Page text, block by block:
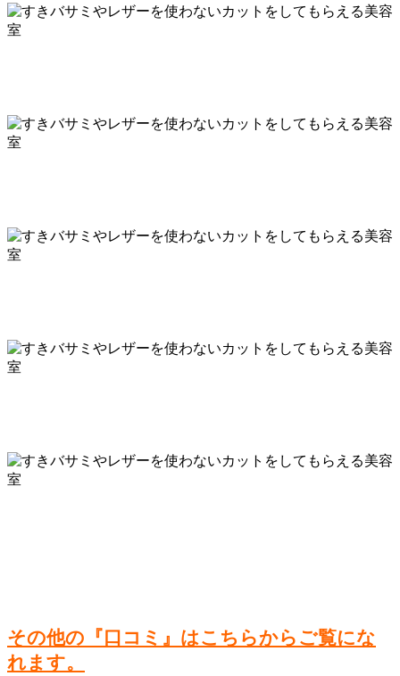
その他の『口コミ』はこちらからご覧にな
れます。